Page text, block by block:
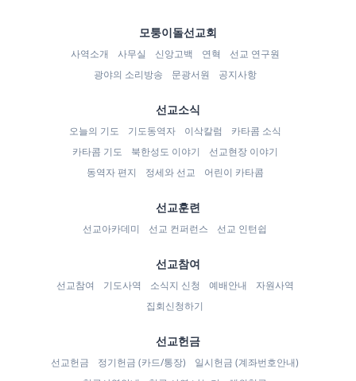
모퉁이돌선교회
사역소개 사무실 신앙고백 연혁
선교 연구원
광야의 소리방송
문광서원 공지사항
선교소식
오늘의 기도 기도동역자 이삭칼럼
카타콤 소식
카타콤 기도
북한성도 이야기
선교현장 이야기
동역자 편지
정세와 선교 어린이 카타콤
선교훈련
선교아카데미 선교 컨퍼런스 선교 인턴쉽
선교참여
선교참여 기도사역 소식지 신청 예배안내
자원사역
집회신청하기
선교헌금
선교헌금 정기헌금 (카드/통장)
일시헌금 (계좌번호안내)